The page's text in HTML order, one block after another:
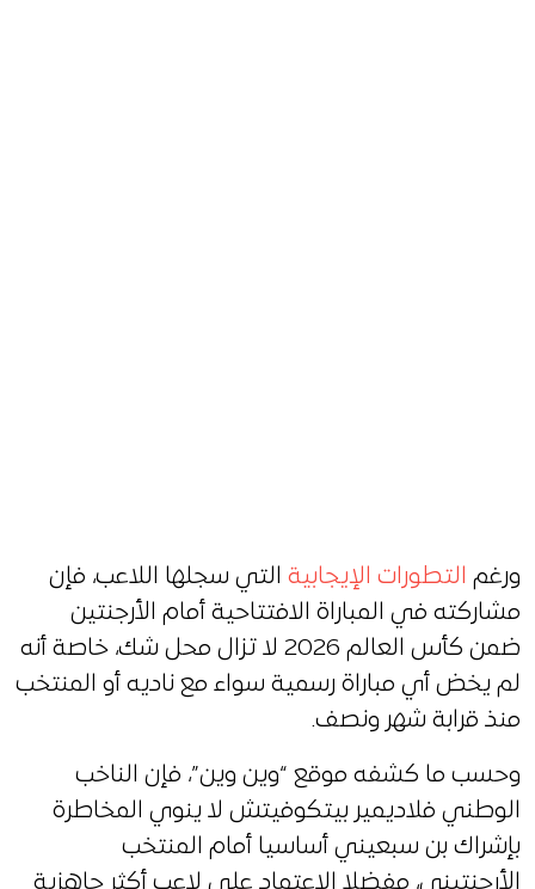
ورغم التطورات الإيجابية التي سجلها اللاعب، فإن
مشاركته في المباراة الافتتاحية أمام الأرجنتين
ضمن كأس العالم 2026 لا تزال محل شك، خاصة أنه
لم يخض أي مباراة رسمية سواء مع ناديه أو المنتخب
منذ قرابة شهر ونصف.
وحسب ما كشفه موقع “وين وين”، فإن الناخب
الوطني فلاديمير بيتكوفيتش لا ينوي المخاطرة
بإشراك بن سبعيني أساسيا أمام المنتخب
الأرجنتيني، مفضلا الاعتماد على لاعب أكثر جاهزية